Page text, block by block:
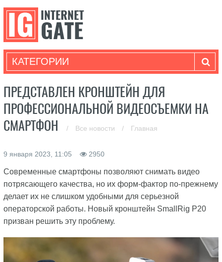
КАТЕГОРИИ
ПРЕДСТАВЛЕН КРОНШТЕЙН ДЛЯ
ПРОФЕССИОНАЛЬНОЙ ВИДЕОСЪЕМКИ НА
СМАРТФОН
/ Все новости / Главная
9 января 2023, 11:05 2950
Современные смартфоны позволяют снимать видео
потрясающего качества, но их форм-фактор по-прежнему
делает их не слишком удобными для серьезной
операторской работы. Новый кронштейн SmallRig P20
призван решить эту проблему.